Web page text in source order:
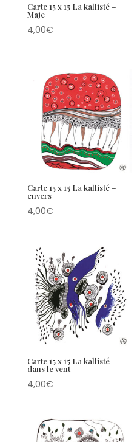
Carte 15 x 15 La kallisté –
Maje
4,00€
Carte 15 x 15 La kallisté –
envers
4,00€
Carte 15 x 15 La kallisté –
dans le vent
4,00€